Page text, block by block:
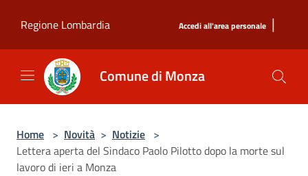
Regione Lombardia
Accedi all'area personale |
Comune di Monza
Home > Novità > Notizie >
Lettera aperta del Sindaco Paolo Pilotto dopo la morte sul
lavoro di ieri a Monza